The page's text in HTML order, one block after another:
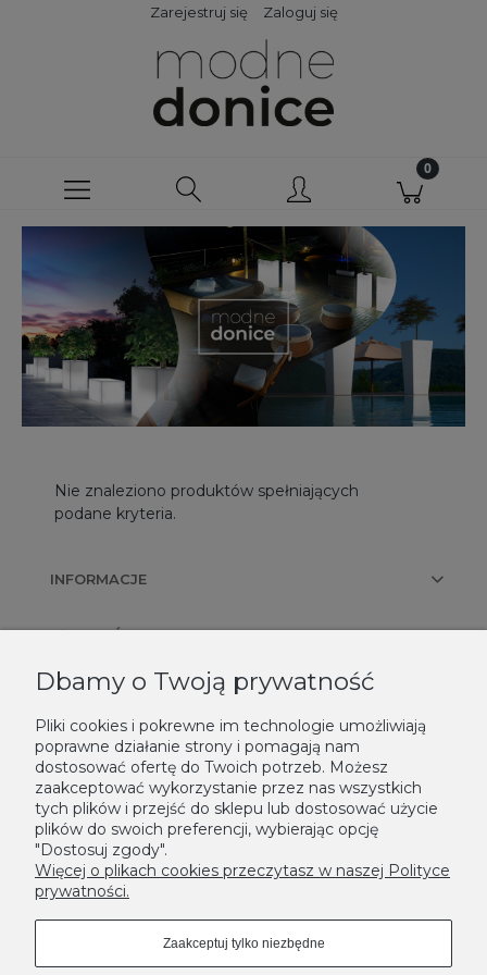
Zarejestruj się Zaloguj się
Nie znaleziono produktów spełniających
podane kryteria.
INFORMACJE
PŁATNOŚCI I DOSTAWA
KONTAKT
NEWSLETTER
Podaj swój adres e-mail, jeżeli chcesz otrzymywać informacje o
nowościach i promocjach.
Zapisz się
Dbamy o Twoją prywatność
Pliki cookies i pokrewne im technologie umożliwiają
poprawne działanie strony i pomagają nam
dostosować ofertę do Twoich potrzeb. Możesz
zaakceptować wykorzystanie przez nas wszystkich
tych plików i przejść do sklepu lub dostosować użycie
plików do swoich preferencji, wybierając opcję
"Dostosuj zgody".
Więcej o plikach cookies przeczytasz w naszej Polityce
prywatności.
Zaakceptuj tylko niezbędne